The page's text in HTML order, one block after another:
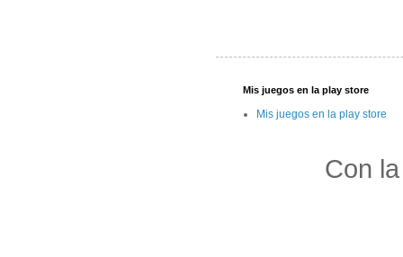
Mis juegos en la play store
Mis juegos en la play store
Con